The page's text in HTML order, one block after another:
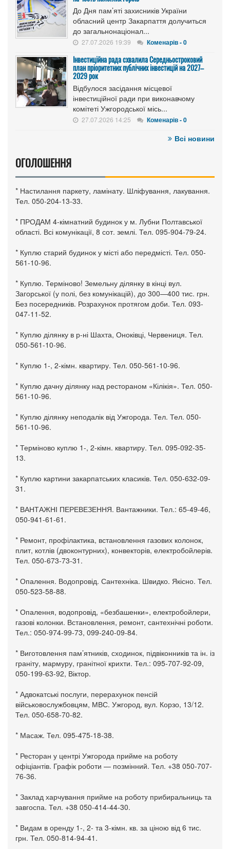
До Дня пам’яті захисників України
обласний центр Закарпаття долучиться
до загальнонаціонал...
27.07.2026 19:39 Коменарів - 0
Інвестиційна рада схвалила Середньостроковий
план пріоритетних публічних інвестицій на 2027–
2029 рок
Відбулося засідання місцевої
інвестиційної ради при виконавчому
комітеті Ужгородської місь...
27.07.2026 14:25 Коменарів - 0
Всі новини
ОГОЛОШЕННЯ
* Настилання паркету, ламінату. Шліфування, лакування.
Тел. 050-204-13-33.
* ПРОДАМ 4-кімнатний будинок у м. Лубни Полтавської
області. Всі комунікації, 8 сот. землі. Тел. 095-904-79-24.
* Куплю старий будинок у місті або передмісті. Тел. 050-
561-10-96.
* Куплю. Терміново! Земельну ділянку в кінці вул.
Загорської (у полі, без комунікацій), до 300—400 тис. грн.
Без посередників. Розрахунок протягом доби. Тел. 093-
047-11-52.
* Куплю ділянку в р-ні Шахта, Оноківці, Червениця. Тел.
050-561-10-96.
* Куплю 1-, 2-кімн. квартиру. Тел. 050-561-10-96.
* Куплю дачну ділянку над рестораном «Кілікія». Тел. 050-
561-10-96.
* Куплю ділянку неподалік від Ужгорода. Тел. Тел. 050-
561-10-96.
* Терміново куплю 1-, 2-кімн. квартиру. Тел. 095-092-35-
13.
* Куплю картини закарпатських класиків. Тел. 050-632-09-
31.
* ВАНТАЖНІ ПЕРЕВЕЗЕННЯ. Вантажники. Тел.: 65-49-46,
050-941-61-61.
* Ремонт, профілактика, встановлення газових колонок,
плит, котлів (двоконтурних), конвекторів, електробойлерів.
Тел. 050-673-73-31.
* Опалення. Водопровід. Сантехніка. Швидко. Якісно. Тел.
050-523-58-88.
* Опалення, водопровід, «безбашенки», електробойлери,
газові колонки. Встановлення, ремонт, сантехнічні роботи.
Тел.: 050-974-99-73, 099-240-09-84.
* Виготовлення пам’ятників, сходинок, підвіконників та ін. із
граніту, мармуру, гранітної крихти. Тел.: 095-707-92-09,
050-199-63-92, Віктор.
* Адвокатські послуги, перерахунок пенсій
військовослужбовцям, МВС. Ужгород, вул. Корзо, 13/12.
Тел. 050-658-70-82.
* Масаж. Тел. 095-475-18-38.
* Ресторан у центрі Ужгорода прийме на роботу
офіціантів. Графік роботи — позмінний. Тел. +38 050-707-
76-36.
* Заклад харчування прийме на роботу прибиральниць та
завгоспа. Тел. +38 050-414-44-30.
* Видам в оренду 1-, 2- та 3-кімн. кв. за ціною від 6 тис.
грн. Тел. 050-814-94-41.